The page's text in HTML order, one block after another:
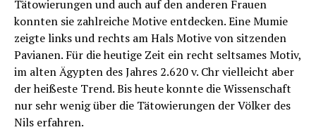
Tätowierungen und auch auf den anderen Frauen
konnten sie zahlreiche Motive entdecken. Eine Mumie
zeigte links und rechts am Hals Motive von sitzenden
Pavianen. Für die heutige Zeit ein recht seltsames Motiv,
im alten Ägypten des Jahres 2.620 v. Chr vielleicht aber
der heißeste Trend. Bis heute konnte die Wissenschaft
nur sehr wenig über die Tätowierungen der Völker des
Nils erfahren.